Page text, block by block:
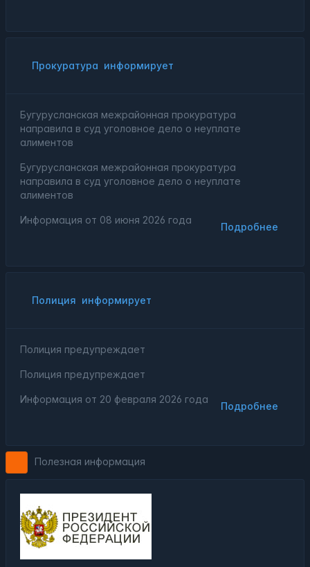
Прокуратура информирует
Бугурусланская межрайонная прокуратура
направила в суд уголовное дело о неуплате
алиментов
Бугурусланская межрайонная прокуратура
направила в суд уголовное дело о неуплате
алиментов
Подробнее
Информация от 08 июня 2026 года
Полиция информирует
Полиция предупреждает
Полиция предупреждает
Подробнее
Информация от 20 февраля 2026 года
Полезная информация